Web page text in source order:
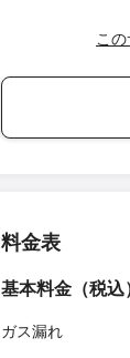
こ
料金表
基本料金（税込
ガス漏れ